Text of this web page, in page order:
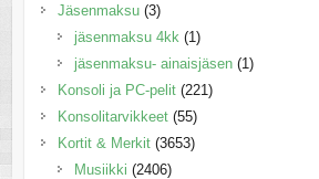
Jäsenmaksu (3)
jäsenmaksu 4kk (1)
jäsenmaksu- ainaisjäsen (1)
Konsoli ja PC-pelit (221)
Konsolitarvikkeet (55)
Kortit & Merkit (3653)
Musiikki (2406)